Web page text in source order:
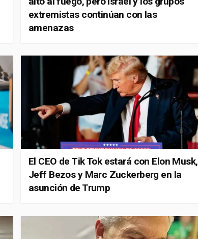
extremistas continúan con las
amenazas
El CEO de Tik Tok estará con Elon Musk,
Jeff Bezos y Marc Zuckerberg en la
asunción de Trump